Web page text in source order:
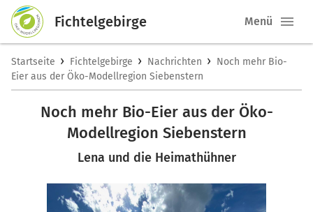
Fichtelgebirge Menü
Startseite › Fichtelgebirge › Nachrichten › Noch mehr Bio-
Eier aus der Öko-Modellregion Siebenstern
Noch mehr Bio-Eier aus der Öko-
Modellregion Siebenstern
Lena und die Heimathühner